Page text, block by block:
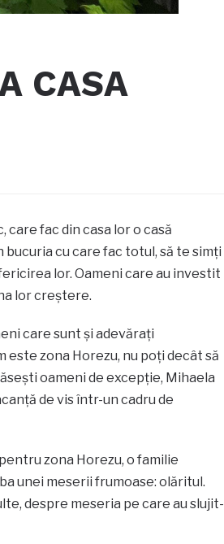
CASA
care fac din casa lor o casă
cu care fac totul, să te simți
lor. Oameni care au investit
lor creștere.
care sunt și adevărați
este zona Horezu, nu poți decât să
oameni de excepție, Mihaela
de vis într-un cadru de
zona Horezu, o familie
unei meserii frumoase: olăritul.
despre meseria pe care au slujit-